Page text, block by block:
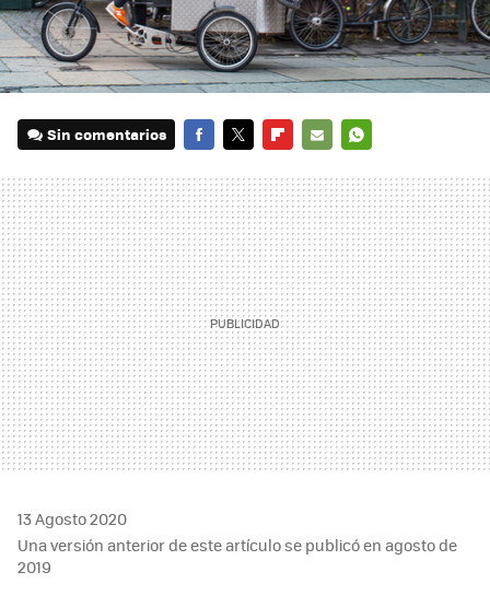
Sin comentarios
MAIL
13 Agosto 2020
Una versión anterior de este artículo se publicó en agosto de
2019